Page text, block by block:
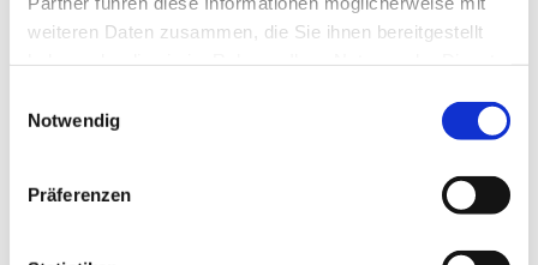
weiteren Daten zusammen, die Sie ihnen bereitgestellt
Notwendig
Präferenzen